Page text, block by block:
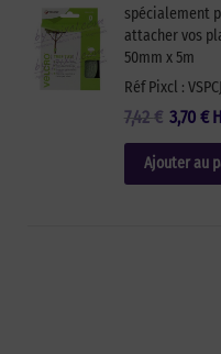
spécialement
attacher vos
50mm x 5m
Réf Pixcl :
7,42€
Le
prix
initial
était :
7,42 €.
3,70 €
Le
prix
actuel
est :
3,70 €.
Ajouter au